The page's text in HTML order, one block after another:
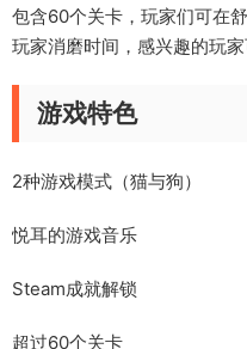
包含60个关卡，玩家们可在
玩家消磨时间，感兴趣的玩家
游戏特色
2种游戏模式（猫与狗）
悦耳的游戏音乐
Steam成就解锁
超过60个关卡